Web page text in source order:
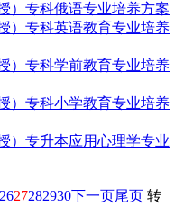
）专科俄语专业培养方案
）专科英语教育专业培养
）专科学前教育专业培养
）专科小学教育专业培养
）专升本应用心理学专业
2627282930下一页尾页 转